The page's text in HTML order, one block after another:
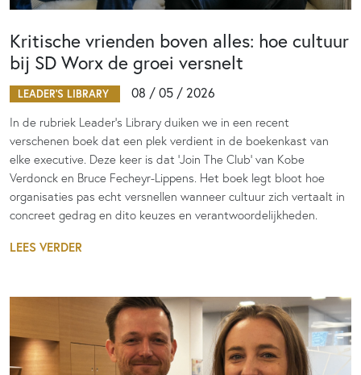
Kritische vrienden boven alles: hoe cultuur
bij SD Worx de groei versnelt
LEADER'S LIBRARY 08 / 05 / 2026
In de rubriek Leader’s Library duiken we in een recent
verschenen boek dat een plek verdient in de boekenkast van
elke executive. Deze keer is dat ‘Join The Club’ van Kobe
Verdonck en Bruce Fecheyr-Lippens. Het boek legt bloot hoe
organisaties pas echt versnellen wanneer cultuur zich vertaalt in
concreet gedrag en dito keuzes en verantwoordelijkheden.
LEES VERDER